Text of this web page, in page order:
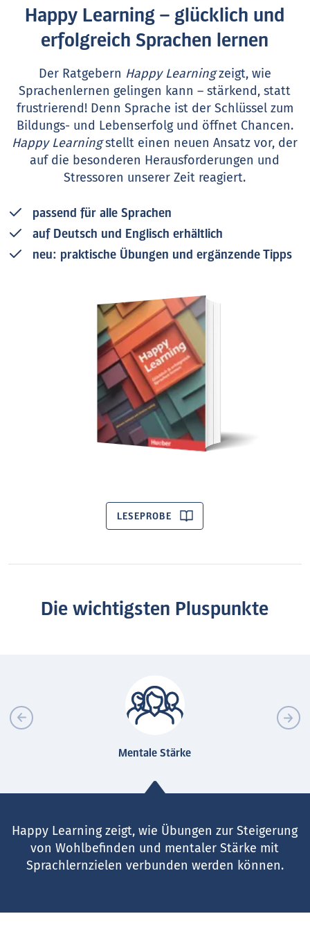
LESEPROBE
Happy Learning – glücklich und
erfolgreich Sprachen lernen
Der Ratgebern Happy Learningzeigt, wie
Sprachenlernen gelingen kann – stärkend, statt
frustrierend! Denn Sprache ist der Schlüssel zum
Bildungs- und Lebenserfolg und öffnet Chancen.
Happy Learningstellt einen neuen Ansatz vor, der
auf die besonderen Herausforderungen und
Stressoren unserer Zeit reagiert.
passend für alle Sprachen
auf Deutsch und Englisch erhältlich
neu: praktische Übungen und ergänzende Tipps
Die wichtigsten Pluspunkte
Mentale Stärke
Happy Learning zeigt, wie Übungen zur Steigerung
von Wohlbefinden und mentaler Stärke mit
Sprachlernzielen verbunden werden können.